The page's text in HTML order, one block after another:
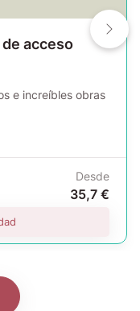
acceso
e increíbles obras
Desde
35,7 €